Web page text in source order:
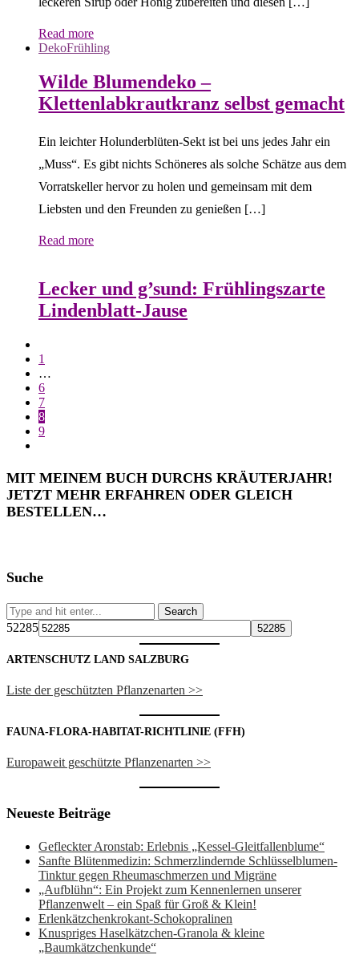
Read more
DekoFrühling
Wilde Blumendeko –
Klettenlabkrautkranz selbst gemacht
Ein leichter Holunderblüten-Sekt ist bei uns jedes Jahr ein
„Muss“. Es gibt nichts Schöneres als solche Schätze aus dem
Vorratskeller hervor zu holen und gemeinsam mit dem
Liebsten und den Freunden zu genießen […]
Read more
Lecker und g’sund: Frühlingszarte
Lindenblatt-Jause
1
…
6
7
8
9
MIT MEINEM BUCH DURCHS KRÄUTERJAHR!
JETZT MEHR ERFAHREN ODER GLEICH
BESTELLEN…
Suche
52285
ARTENSCHUTZ LAND SALZBURG
Liste der geschützten Pflanzenarten >>
FAUNA-FLORA-HABITAT-RICHTLINIE (FFH)
Europaweit geschützte Pflanzenarten >>
Neueste Beiträge
Gefleckter Aronstab: Erlebnis „Kessel-Gleitfallenblume“
Sanfte Blütenmedizin: Schmerzlindernde Schlüsselblumen-
Tinktur gegen Rheumaschmerzen und Migräne
„Aufblühn“: Ein Projekt zum Kennenlernen unserer
Pflanzenwelt – ein Spaß für Groß & Klein!
Erlenkätzchenkrokant-Schokopralinen
Knuspriges Haselkätzchen-Granola & kleine
„Baumkätzchenkunde“